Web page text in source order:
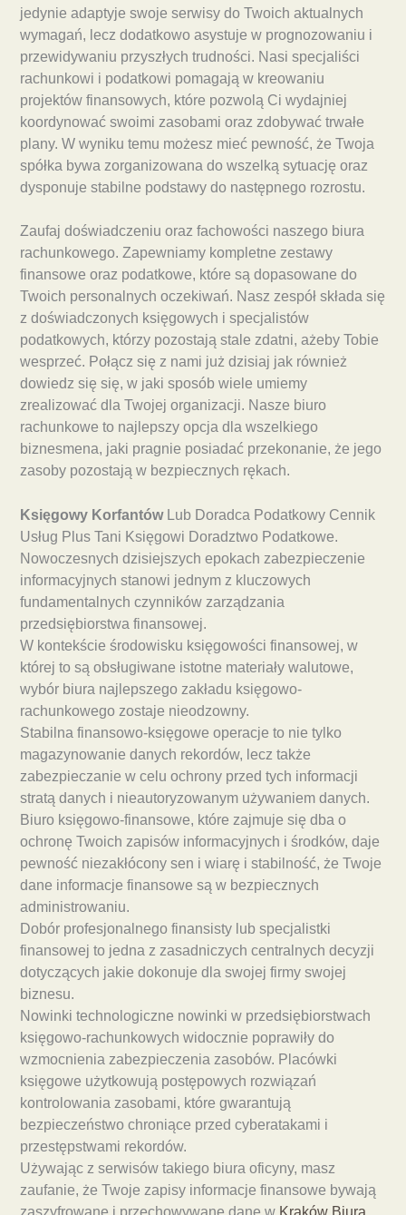
jedynie adaptyje swoje serwisy do Twoich aktualnych
wymagań, lecz dodatkowo asystuje w prognozowaniu i
przewidywaniu przyszłych trudności. Nasi specjaliści
rachunkowi i podatkowi pomagają w kreowaniu
projektów finansowych, które pozwolą Ci wydajniej
koordynować swoimi zasobami oraz zdobywać trwałe
plany. W wyniku temu możesz mieć pewność, że Twoja
spółka bywa zorganizowana do wszelką sytuację oraz
dysponuje stabilne podstawy do następnego rozrostu.
Zaufaj doświadczeniu oraz fachowości naszego biura
rachunkowego. Zapewniamy kompletne zestawy
finansowe oraz podatkowe, które są dopasowane do
Twoich personalnych oczekiwań. Nasz zespół składa się
z doświadczonych księgowych i specjalistów
podatkowych, którzy pozostają stale zdatni, ażeby Tobie
wesprzeć. Połącz się z nami już dzisiaj jak również
dowiedz się się, w jaki sposób wiele umiemy
zrealizować dla Twojej organizacji. Nasze biuro
rachunkowe to najlepszy opcja dla wszelkiego
biznesmena, jaki pragnie posiadać przekonanie, że jego
zasoby pozostają w bezpiecznych rękach.
Księgowy KorfantówLub Doradca Podatkowy Cennik
Usług Plus Tani Księgowi Doradztwo Podatkowe.
Nowoczesnych dzisiejszych epokach zabezpieczenie
informacyjnych stanowi jednym z kluczowych
fundamentalnych czynników zarządzania
przedsiębiorstwa finansowej.
W kontekście środowisku księgowości finansowej, w
której to są obsługiwane istotne materiały walutowe,
wybór biura najlepszego zakładu księgowo-
rachunkowego zostaje nieodzowny.
Stabilna finansowo-księgowe operacje to nie tylko
magazynowanie danych rekordów, lecz także
zabezpieczanie w celu ochrony przed tych informacji
stratą danych i nieautoryzowanym używaniem danych.
Biuro księgowo-finansowe, które zajmuje się dba o
ochronę Twoich zapisów informacyjnych i środków, daje
pewność niezakłócony sen i wiarę i stabilność, że Twoje
dane informacje finansowe są w bezpiecznych
administrowaniu.
Dobór profesjonalnego finansisty lub specjalistki
finansowej to jedna z zasadniczych centralnych decyzji
dotyczących jakie dokonuje dla swojej firmy swojej
biznesu.
Nowinki technologiczne nowinki w przedsiębiorstwach
księgowo-rachunkowych widocznie poprawiły do
wzmocnienia zabezpieczenia zasobów. Placówki
księgowe użytkowują postępowych rozwiązań
kontrolowania zasobami, które gwarantują
bezpieczeństwo chroniące przed cyberatakami i
przestępstwami rekordów.
Używając z serwisów takiego biura oficyny, masz
zaufanie, że Twoje zapisy informacje finansowe bywają